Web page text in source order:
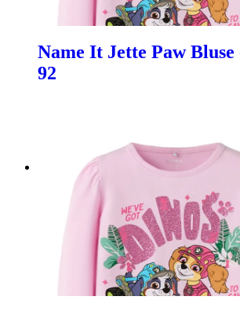
Name It Jette Paw
92